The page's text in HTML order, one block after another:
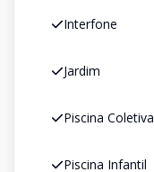
Interfone
Jardim
Piscina Coletiva
Piscina Infantil